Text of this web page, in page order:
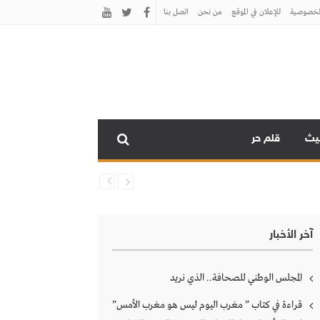
للإعلان في الموقع من نحن اتصل بنـا
قلم حر
آخر الأخبار
المجلس الوطني للصحافة.. الذي نريد
قراءة في كتاب ” مغرب اليوم ليس هو مغرب الأمس”